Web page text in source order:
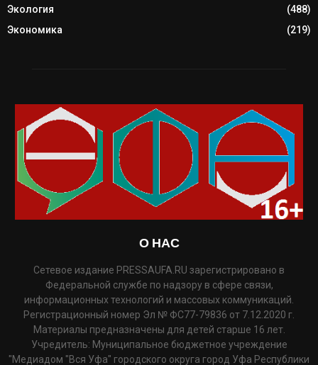
Экология
(488)
Экономика
(219)
О НАС
Сетевое издание PRESSAUFA.RU зарегистрировано в
Федеральной службе по надзору в сфере связи,
информационных технологий и массовых коммуникаций.
Регистрационный номер Эл № ФС77-79836 от 7.12.2020 г.
Материалы предназначены для детей старше 16 лет.
Учредитель: Муниципальное бюджетное учреждение
"Медиадом "Вся Уфа" городского округа город Уфа Республики